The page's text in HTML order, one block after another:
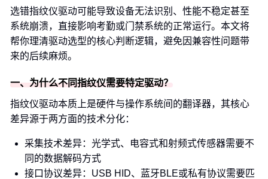
选错指纹仪驱动可能导致设备无法识别、性能不稳定甚至
系统崩溃，直接影响考勤或门禁系统的正常运行。本文将
帮你理清驱动选型的核心判断逻辑，避免因兼容性问题带
来的后续麻烦。
一、为什么不同指纹仪需要特定驱动？
指纹仪驱动本质上是硬件与操作系统间的翻译器，其核心
差异源于两方面的技术分化：
采集技术差异：光学式、电容式和射频式传感器需要不
同的数据解码方式
接口协议差异：USB HID、蓝牙BLE或私有协议需要匹